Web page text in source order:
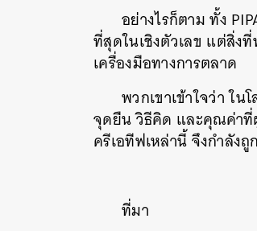
อย่างไรก็ตาม ทั้ง
ที่สุดในเชิงตัวเลข แต่สิ่ง
เครื่องมือทางการตลาด
พวกเขาเข้าใจว่า ใ
จุดยืน วิธีคิด และคุณค่าที่
ครีเอทีฟเหล่านี้ จึงกำลัง
ที่มา